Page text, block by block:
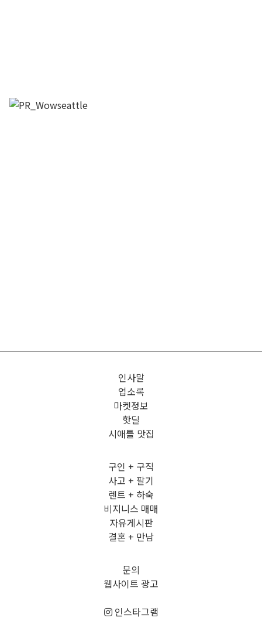
인사말
업소록
마켓정보
핫딜
시애틀 맛집
구인 + 구직
사고 + 팔기
렌트 + 하숙
비지니스 매매
자유게시판
결혼 + 만남
문의
웹사이트 광고
인스타그램